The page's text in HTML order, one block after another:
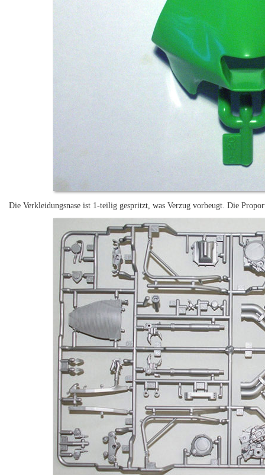
Die Verkleidungsnase ist 1-teilig gespritzt, was Verzug vorbeugt. Die